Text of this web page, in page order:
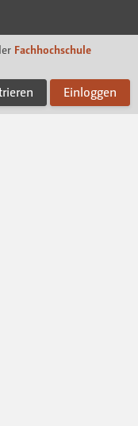
Fachhochschule
Einloggen